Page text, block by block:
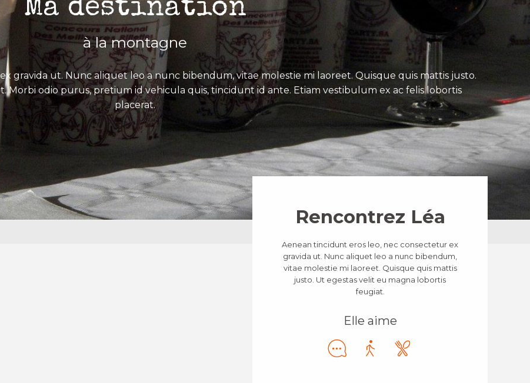
Ma destination
à la montagne
gravida ut. Nunc aliquet leo a nunc bibendum, vitae molestie mi laoreet. Quisque quis mattis justo.
Morbi odio purus, pretium id vehicula quis, tincidunt id ante. Etiam vestibulum ex ac felis lobortis
placerat.
aux favoris
Rencontrez Léa
Aenean tincidunt eros leo, nec consectetur ex
gravida ut. Nunc aliquet leo a nunc bibendum,
vitae molestie mi laoreet. Quisque quis mattis
justo. Ut egestas velit eu magna lobortis
feugiat.
Elle aime